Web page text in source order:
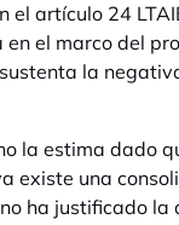
artículo 24
el marco del
la
la estima dado
existe una
ha justificado